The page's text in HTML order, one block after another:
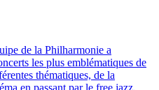
de la Philharmonie a
les plus emblématiques de
thématiques, de la
en passant par le free jazz.